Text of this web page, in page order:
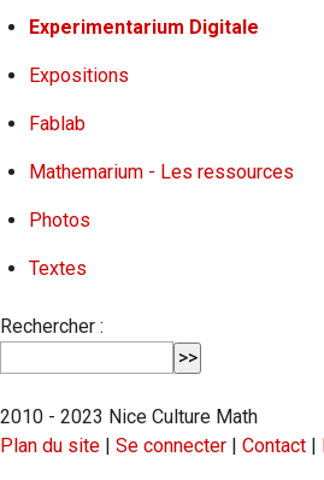
Experimentarium Digitale
Expositions
Fablab
Mathemarium - Les ressources
Photos
Textes
Rechercher :
2010 - 2023 Nice Culture Math
Plan du site
Se connecter Contact